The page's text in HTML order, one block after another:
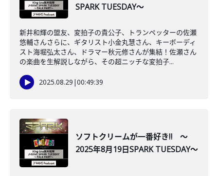
SPARK TUESDAY～
新井和輝の盟友、変拍子の貴公子、トランペッターの佐瀬
悠輔さんさらに、ギタリスト小金丸慧さん、キーボーディ
スト海堀弘太さん、ドラマー秋元修さんが集結！佐瀬さん
の楽曲を生解説しながら、その超ニッチな変拍子...
2025.08.29 |00:49:39
ソフトクリームが一番好き‼ ～
2025年8月19日SPARK TUESDAY～